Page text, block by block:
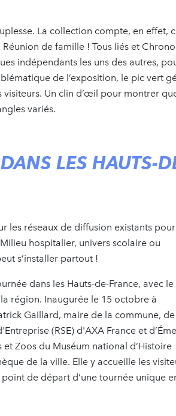
La collection compte, en effet,
de famille ! Tous liés et Chrono
indépendants les uns des autres,
de l’exposition, le pic vert
Un clin d’œil pour montrer
variés.
LES HAUTS-
les réseaux de diffusion existants pour
hospitalier, univers scolaire ou
s’installer partout !
dans les Hauts-de-France, avec le
région. Inaugurée le 15 octobre à
Gaillard, maire de la commune, de
(RSE) d'AXA France et
Zoos du Muséum national d’Histoire
de la ville. Elle y accueille les
de départ d’une tournée unique